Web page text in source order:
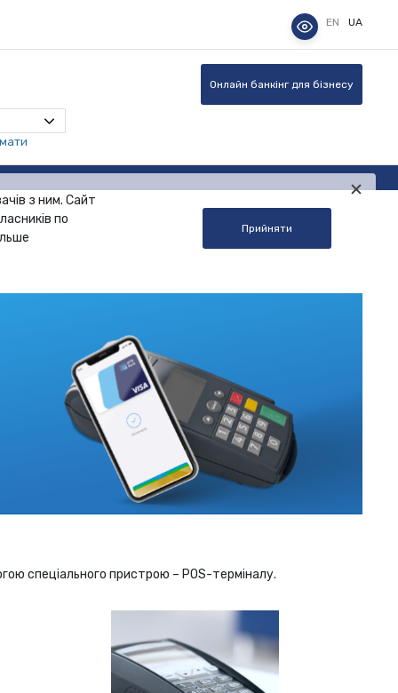
EN UA
Онлайн банкінг для бізнесу
спеціального пристрою – POS-терміналу.
з ним. Сайт
по
Прийняти